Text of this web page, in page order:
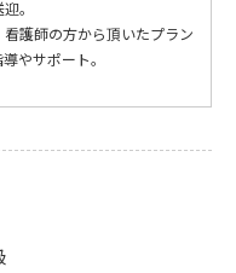
。
護師の方から頂いたプラン
やサポート。